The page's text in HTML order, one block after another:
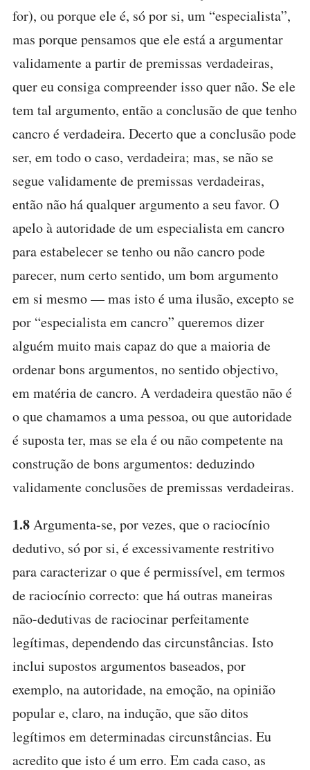
for), ou porque ele é, só por si, um “especialista”,
mas porque pensamos que ele está a argumentar
validamente a partir de premissas verdadeiras,
quer eu consiga compreender isso quer não. Se ele
tem tal argumento, então a conclusão de que tenho
cancro é verdadeira. Decerto que a conclusão pode
ser, em todo o caso, verdadeira; mas, se não se
segue validamente de premissas verdadeiras,
então não há qualquer argumento a seu favor. O
apelo à autoridade de um especialista em cancro
para estabelecer se tenho ou não cancro pode
parecer, num certo sentido, um bom argumento
em si mesmo — mas isto é uma ilusão, excepto se
por “especialista em cancro” queremos dizer
alguém muito mais capaz do que a maioria de
ordenar bons argumentos, no sentido objectivo,
em matéria de cancro. A verdadeira questão não é
o que chamamos a uma pessoa, ou que autoridade
é suposta ter, mas se ela é ou não competente na
construção de bons argumentos: deduzindo
validamente conclusões de premissas verdadeiras.
1.8Argumenta-se, por vezes, que o raciocínio
dedutivo, só por si, é excessivamente restritivo
para caracterizar o que é permissível, em termos
de raciocínio correcto: que há outras maneiras
não-dedutivas de raciocinar perfeitamente
legítimas, dependendo das circunstâncias. Isto
inclui supostos argumentos baseados, por
exemplo, na autoridade, na emoção, na opinião
popular e, claro, na indução, que são ditos
legítimos em determinadas circunstâncias. Eu
acredito que isto é um erro. Em cada caso, as